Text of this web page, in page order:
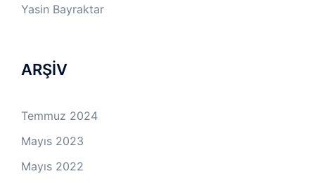
Yasin Bayraktar
ARŞİV
Temmuz 2024
Mayıs 2023
Mayıs 2022